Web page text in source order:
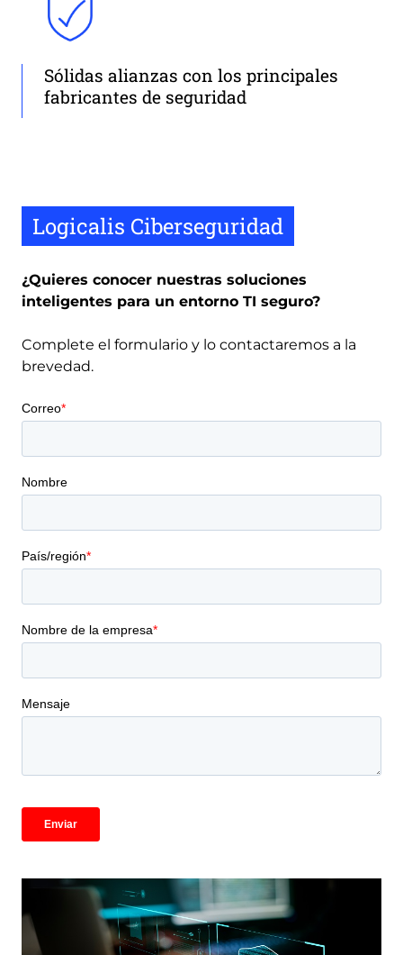
Sólidas alianzas con los principales
fabricantes de seguridad
Logicalis Ciberseguridad
¿Quieres conocer nuestras soluciones
inteligentes para un entorno TI seguro?
Complete el formulario y lo contactaremos a la
brevedad.